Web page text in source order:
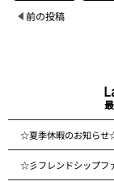
前の投稿
☆夏季休暇のお知ら
☆彡フレンドシップフ